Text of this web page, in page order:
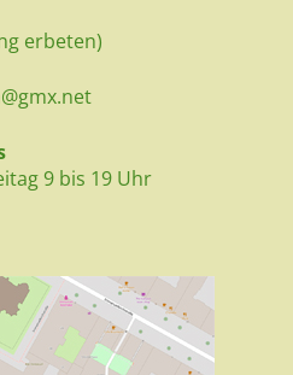
erbeten)
9 bis 19 Uhr